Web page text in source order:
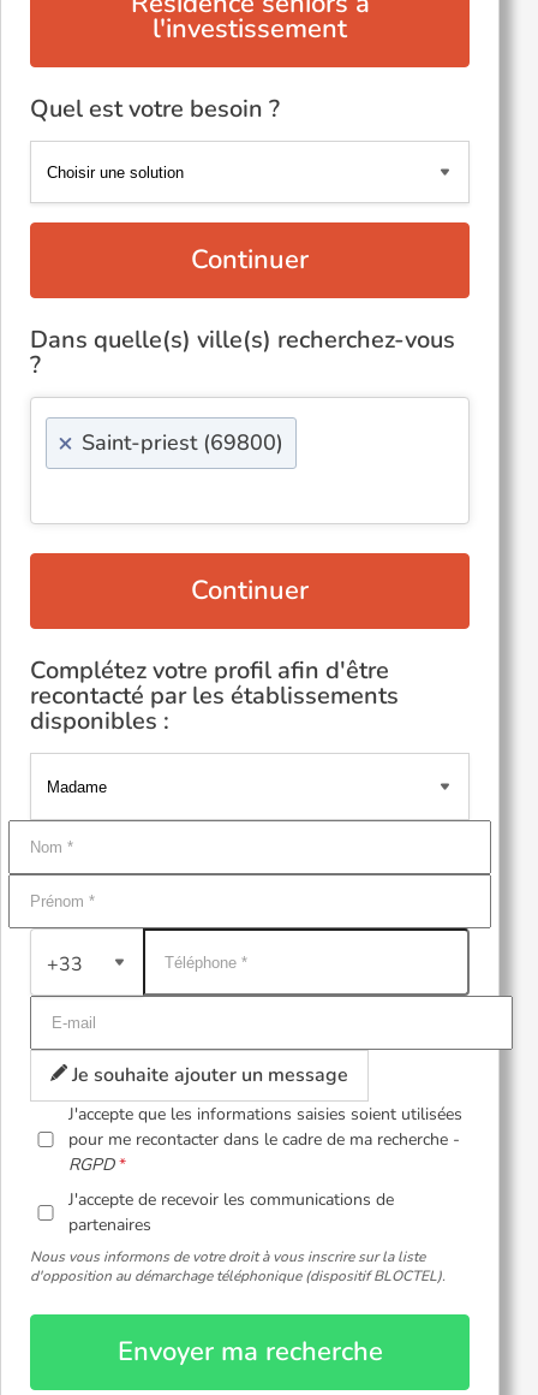
l'investissement
Quel est votre besoin ?
Continuer
Dans quelle(s) ville(s) recherchez-vous
?
× Saint-priest (69800)
Continuer
Complétez votre profil afin d'être
recontacté par les établissements
disponibles :
+33
Je souhaite ajouter un message
J'accepte que les informations saisies soient utilisées
pour me recontacter dans le cadre de ma recherche -
RGPD
J'accepte de recevoir les communications de
partenaires
Nous vous informons de votre droit à vous inscrire sur la liste
d'opposition au démarchage téléphonique (dispositif BLOCTEL).
Envoyer ma recherche